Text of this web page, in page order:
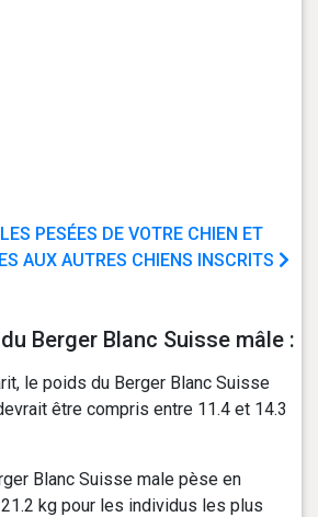
PESÉES DE VOTRE CHIEN ET
AUX AUTRES CHIENS INSCRITS
Berger Blanc Suisse mâle :
le poids du Berger Blanc Suisse
être compris entre 11.4 et 14.3
Blanc Suisse male pèse en
kg pour les individus les plus